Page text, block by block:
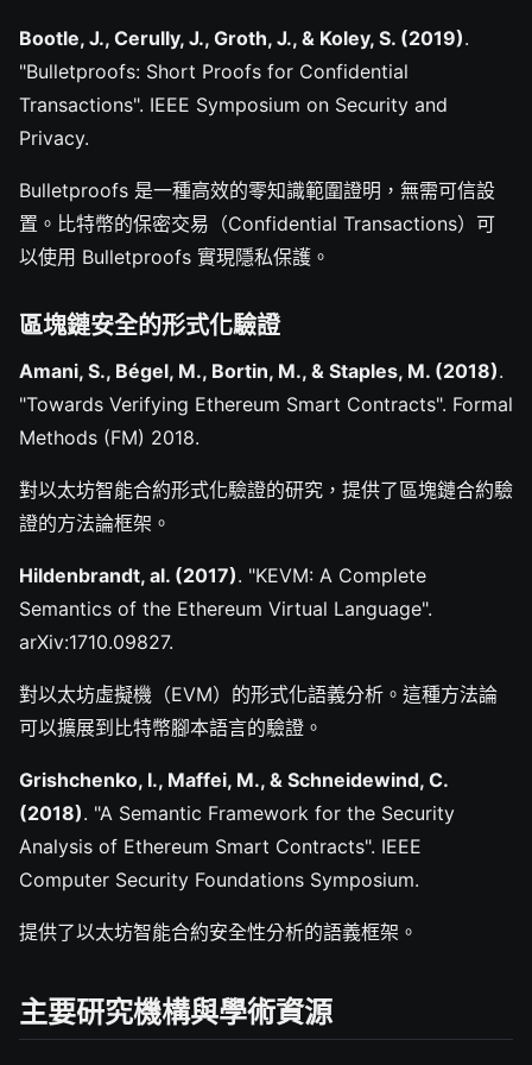
Bootle, J., Cerully, J., Groth, J., & Koley, S. (2019).
"Bulletproofs: Short Proofs for Confidential
Transactions". IEEE Symposium on Security and
Privacy.
Bulletproofs 是一種高效的零知識範圍證明，無需可信設
置。比特幣的保密交易（Confidential Transactions）可
以使用 Bulletproofs 實現隱私保護。
區塊鏈安全的形式化驗證
Amani, S., Bégel, M., Bortin, M., & Staples, M. (2018).
"Towards Verifying Ethereum Smart Contracts". Formal
Methods (FM) 2018.
對以太坊智能合約形式化驗證的研究，提供了區塊鏈合約驗
證的方法論框架。
Hildenbrandt, al. (2017). "KEVM: A Complete
Semantics of the Ethereum Virtual Language".
arXiv:1710.09827.
對以太坊虛擬機（EVM）的形式化語義分析。這種方法論
可以擴展到比特幣腳本語言的驗證。
Grishchenko, I., Maffei, M., & Schneidewind, C.
(2018). "A Semantic Framework for the Security
Analysis of Ethereum Smart Contracts". IEEE
Computer Security Foundations Symposium.
提供了以太坊智能合約安全性分析的語義框架。
主要研究機構與學術資源